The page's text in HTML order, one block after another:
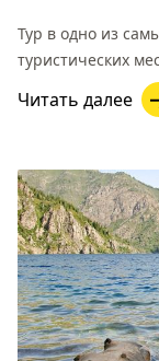
Тур в одно из
туристических
Читать далее